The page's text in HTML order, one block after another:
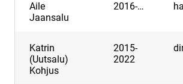
Aile
Jaansalu
2016-…
Katrin
(Uutsalu)
Kohjus
2015-
2022